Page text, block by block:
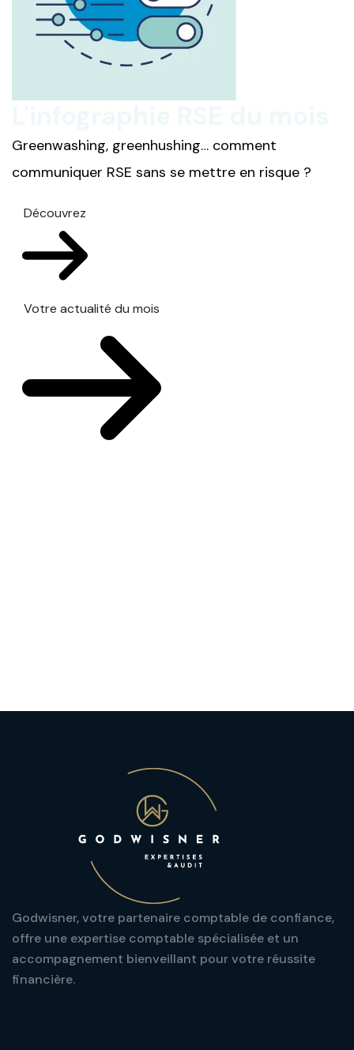
Greenwashing, greenhushing… comment
communiquer RSE sans se mettre en risque ?
Découvrez
Votre actualité du mois
Godwisner, votre partenaire comptable de confiance,
offre une expertise comptable spécialisée et un
accompagnement bienveillant pour votre réussite
financière.